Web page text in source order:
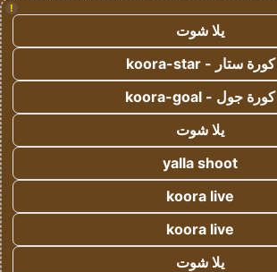
!
يلا شوت
كورة ستار - koora-star
كورة جول - koora-goal
يلا شوت
yalla shoot
koora live
koora live
يلا شوت